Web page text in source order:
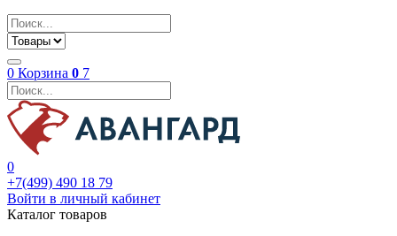
0 Корзина 0 7
0
+7(499) 490 18 79
Войти в личный кабинет
Каталог товаров